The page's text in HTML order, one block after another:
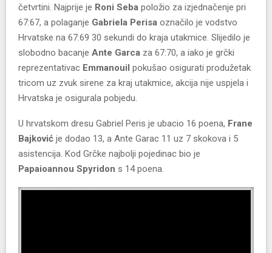
četvrtini. Najprije je Roni Seba položio za izjednačenje pri
67:67, a polaganje Gabriela Perisa označilo je vodstvo
Hrvatske na 67:69 30 sekundi do kraja utakmice. Slijedilo je
slobodno bacanje Ante Garca za 67:70, a iako je grčki
reprezentativac Emmanouil pokušao osigurati produžetak
tricom uz zvuk sirene za kraj utakmice, akcija nije uspjela i
Hrvatska je osigurala pobjedu.
U hrvatskom dresu Gabriel Peris je ubacio 16 poena, Frane
Bajković je dodao 13, a Ante Garac 11 uz 7 skokova i 5
asistencija. Kod Grčke najbolji pojedinac bio je
Papaioannou Spyridon s 14 poena.